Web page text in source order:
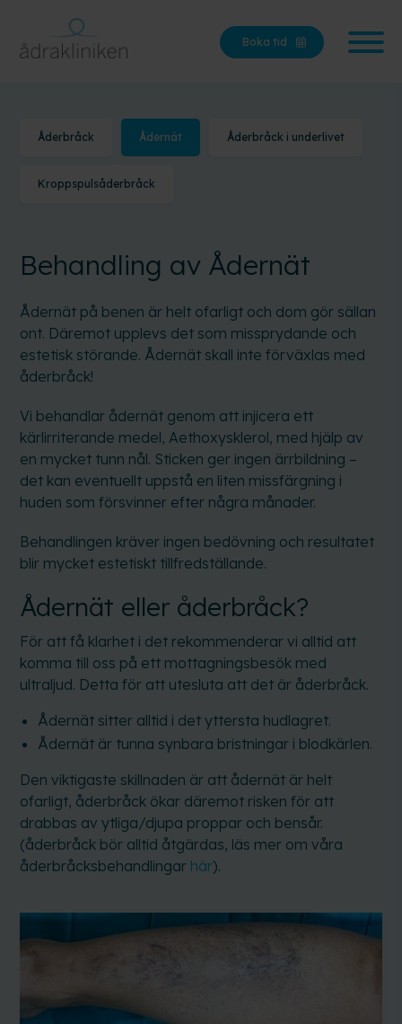
Boka tid
Åderbråck Ådernät Åderbråck i underlivet
Kroppspulsåderbråck
Behandling av Ådernät
Ådernät på benen är helt ofarligt och dom gör sällan
ont. Däremot upplevs det som missprydande och
estetisk störande. Ådernät skall inte förväxlas med
åderbråck!
Vi behandlar ådernät genom att injicera ett
kärlirriterande medel, Aethoxysklerol, med hjälp av
en mycket tunn nål. Sticken ger ingen ärrbildning –
det kan eventuellt uppstå en liten missfärgning i
huden som försvinner efter några månader.
Behandlingen kräver ingen bedövning och resultatet
blir mycket estetiskt tillfredställande.
Ådernät eller åderbråck?
För att få klarhet i det rekommenderar vi alltid att
komma till oss på ett mottagningsbesök med
ultraljud. Detta för att utesluta att det är åderbråck.
Ådernät sitter alltid i det yttersta hudlagret.
Ådernät är tunna synbara bristningar i blodkärlen.
Den viktigaste skillnaden är att ådernät är helt
ofarligt, åderbråck ökar däremot risken för att
drabbas av ytliga/djupa proppar och bensår.
(åderbråck bör alltid åtgärdas, läs mer om våra
åderbråcksbehandlingar här).